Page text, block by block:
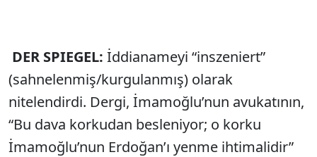
DER SPIEGEL: İddianameyi “inszeniert”
(sahnelenmiş/kurgulanmış) olarak
nitelendirdi. Dergi, İmamoğlu’nun avukatının,
“Bu dava korkudan besleniyor; o korku
İmamoğlu’nun Erdoğan’ı yenme ihtimalidir”